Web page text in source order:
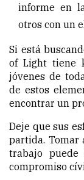
informe en
otros con un
Si está
of Light tiene
jóvenes de
de estos
encontrar un
Deje que sus
partida. Tomar
trabajo
compromiso